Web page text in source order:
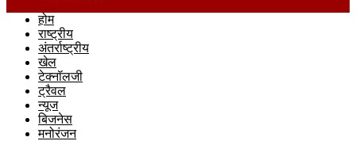
होम
राष्ट्रीय
अंतर्राष्ट्रीय
खेल
टेक्नॉलजी
ट्रैवल
न्यूज
बिजनेस
मनोरंजन